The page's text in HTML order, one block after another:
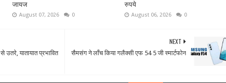
जायज
August 07, 2026 0
रुपये
August 06, 2026 0
NEXT
सैमसंग ने लाँच किया गलैक्सी एफ 54 5 जी स्मार्टफोन
उतरे, यातायात प्रभावित